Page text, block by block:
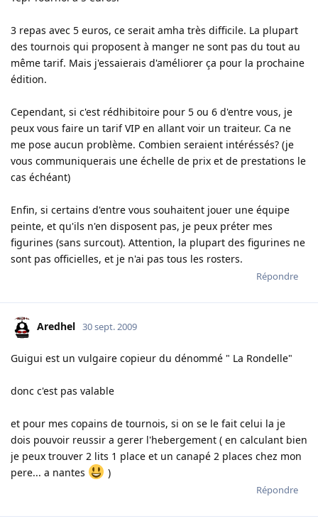
3 repas avec 5 euros, ce serait amha très difficile. La plupart
des tournois qui proposent à manger ne sont pas du tout au
même tarif. Mais j'essaierais d'améliorer ça pour la prochaine
édition.
Cependant, si c'est rédhibitoire pour 5 ou 6 d'entre vous, je
peux vous faire un tarif VIP en allant voir un traiteur. Ca ne
me pose aucun problème. Combien seraient intéréssés? (je
vous communiquerais une échelle de prix et de prestations le
cas échéant)
Enfin, si certains d'entre vous souhaitent jouer une équipe
peinte, et qu'ils n'en disposent pas, je peux préter mes
figurines (sans surcout). Attention, la plupart des figurines ne
sont pas officielles, et je n'ai pas tous les rosters.
Répondre
Aredhel 30 sept. 2009
Guigui est un vulgaire copieur du dénommé " La Rondelle"
donc c'est pas valable
et pour mes copains de tournois, si on se le fait celui la je
dois pouvoir reussir a gerer l'hebergement ( en calculant bien
je peux trouver 2 lits 1 place et un canapé 2 places chez mon
pere... a nantes
)
Répondre